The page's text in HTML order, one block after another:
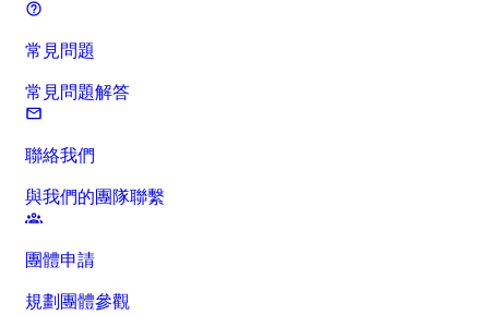
常見問題
常見問題解答
聯絡我們
與我們的團隊聯繫
團體申請
規劃團體參觀